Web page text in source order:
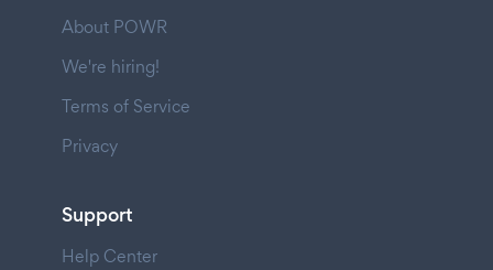
About POWR
We're hiring!
Terms of Service
Privacy
Support
Help Center